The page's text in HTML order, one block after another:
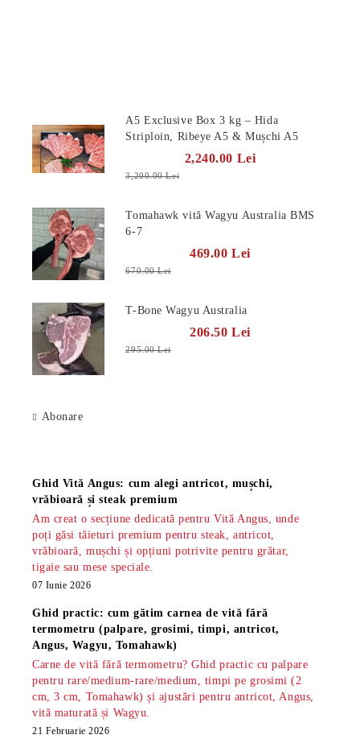
A5 Exclusive Box 3 kg – Hida
Striploin, Ribeye A5 & Mușchi A5
2,240.00 Lei
3,200.00 Lei
Tomahawk vită Wagyu Australia BMS
6-7
469.00 Lei
670.00 Lei
T-Bone Wagyu Australia
206.50 Lei
295.00 Lei
Abonare
Ghid Vită Angus: cum alegi antricot, mușchi,
vrăbioară și steak premium
Am creat o secțiune dedicată pentru Vită Angus, unde
poți găsi tăieturi premium pentru steak, antricot,
vrăbioară, mușchi și opțiuni potrivite pentru grătar,
tigaie sau mese speciale.
07 Iunie 2026
Ghid practic: cum gătim carnea de vită fără
termometru (palpare, grosimi, timpi, antricot,
Angus, Wagyu, Tomahawk)
Carne de vită fără termometru? Ghid practic cu palpare
pentru rare/medium-rare/medium, timpi pe grosimi (2
cm, 3 cm, Tomahawk) și ajustări pentru antricot, Angus,
vită maturată și Wagyu.
21 Februarie 2026